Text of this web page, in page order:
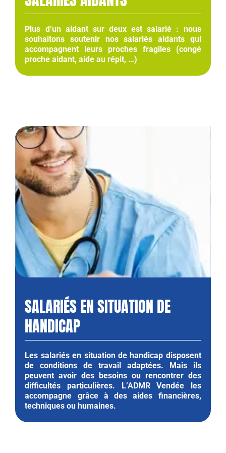
Plus d’un aidant sur deux est salarié : nous
souhaitons soutenir nos salariés aidants qui
accompagnent leurs proches fragiles (congé
proche aidant, aide au répit, …)
SALARIÉS EN SITUATION DE
HANDICAP
Les salariés en situation de handicap disposent
de conditions de travail adaptées. Mais ils
peuvent avoir des besoins ou rencontrer des
difficultés particulières. L’ADMR Vendée les
accompagne grâce à des aides financières,
techniques ou humaines.